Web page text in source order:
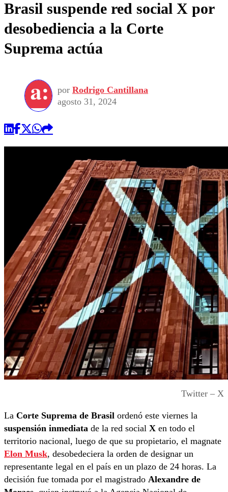
Brasil suspende red social X por
desobediencia a la Corte
Suprema actúa
por Rodrigo Cantillana
agosto 31, 2024
Twitter – X
La Corte Suprema de Brasil ordenó este viernes la
suspensión inmediata de la red social X en todo el
territorio nacional, luego de que su propietario, el magnate
Elon Musk, desobedeciera la orden de designar un
representante legal en el país en un plazo de 24 horas. La
decisión fue tomada por el magistrado Alexandre de